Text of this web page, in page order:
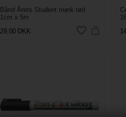
Bånd Årets Student mørk rød
1cm x 5m
29,00 DKK